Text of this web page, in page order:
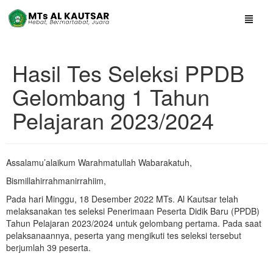
Hasil Tes Seleksi PPDB
Gelombang 1 Tahun
Pelajaran 2023/2024
Assalamu’alaikum Warahmatullah Wabarakatuh,
Bismillahirrahmanirrahiim,
Pada hari Minggu, 18 Desember 2022 MTs. Al Kautsar telah
melaksanakan tes seleksi Penerimaan Peserta Didik Baru (PPDB)
Tahun Pelajaran 2023/2024 untuk gelombang pertama. Pada saat
pelaksanaannya, peserta yang mengikuti tes seleksi tersebut
berjumlah 39 peserta.